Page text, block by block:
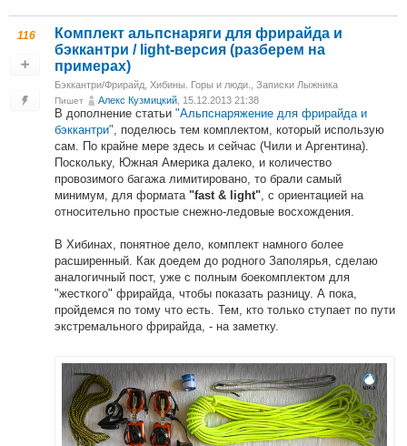
116
Комплект альпснаряги для фрирайда и
бэккантри / light-версия (разберем на
примерах)
Бэккантри/Фрирайд Хибины. Горы и люди. Записки Лыжника
Пишет Алекс Кузмицкий , 15.12.2013 21:38
В дополнение статьи "Альпснаряжение для фрирайда и
бэккантри", поделюсь тем комплектом, который использую
сам. По крайне мере здесь и сейчас (Чили и Аргентина).
Поскольку, Южная Америка далеко, и количество
провозимого багажа лимитировано, то брали самый
минимум, для формата "fast & light", с ориентацией на
относительно простые снежно-ледовые восхождения.
В Хибинах, понятное дело, комплект намного более
расширенный. Как доедем до родного Заполярья, сделаю
аналогичный пост, уже с полным боекомплектом для
"жесткого" фрирайда, чтобы показать разницу. А пока,
пройдемся по тому что есть. Тем, кто только ступает по пути
экстремального фрирайда, - на заметку.